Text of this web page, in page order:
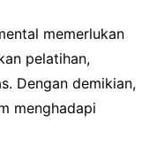
memerlukan
pelatihan,
Dengan demikian,
menghadapi